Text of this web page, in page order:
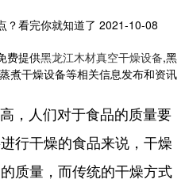
？看完你就知道了 2021-10-08
费提供黑龙江木材真空干燥设备,黑
煮干燥设备等相关信息发布和资讯
人们对于食品的质量要
行干燥的食品来说，干燥
质量，而传统的干燥方式